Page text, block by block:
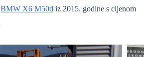
BMW X6 M50d iz 2015. godine s cijenom